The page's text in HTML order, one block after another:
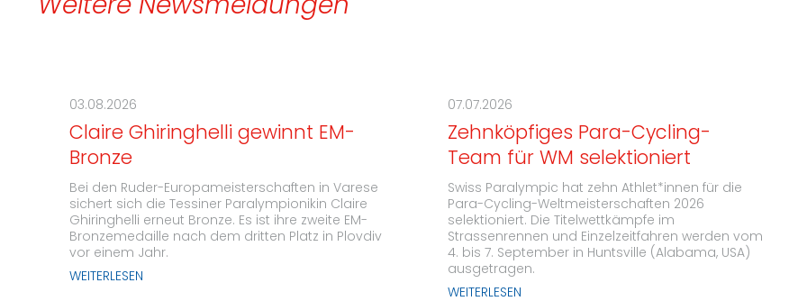
Weitere Newsmeldungen
03.08.2026
Claire Ghiringhelli gewinnt EM-
Bronze
Bei den Ruder-Europameisterschaften in Varese
sichert sich die Tessiner Paralympionikin Claire
Ghiringhelli erneut Bronze. Es ist ihre zweite EM-
Bronzemedaille nach dem dritten Platz in Plovdiv
vor einem Jahr.
WEITERLESEN
07.07.2026
Zehnköpfiges Para-Cycling-
Team für WM selektioniert
Swiss Paralympic hat zehn Athlet*innen für die
Para-Cycling-Weltmeisterschaften 2026
selektioniert. Die Titelwettkämpfe im
Strassenrennen und Einzelzeitfahren werden vom
4. bis 7. September in Huntsville (Alabama, USA)
ausgetragen.
WEITERLESEN